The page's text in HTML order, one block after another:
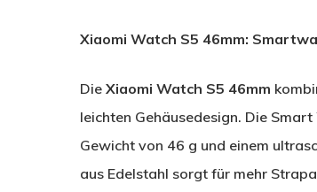
Xiaomi Watch S5 46mm:
Die Xiaomi Watch S5 46mm
leichten Gehäusedesign. Die
Gewicht von 46 g und einem
aus Edelstahl sorgt für mehr